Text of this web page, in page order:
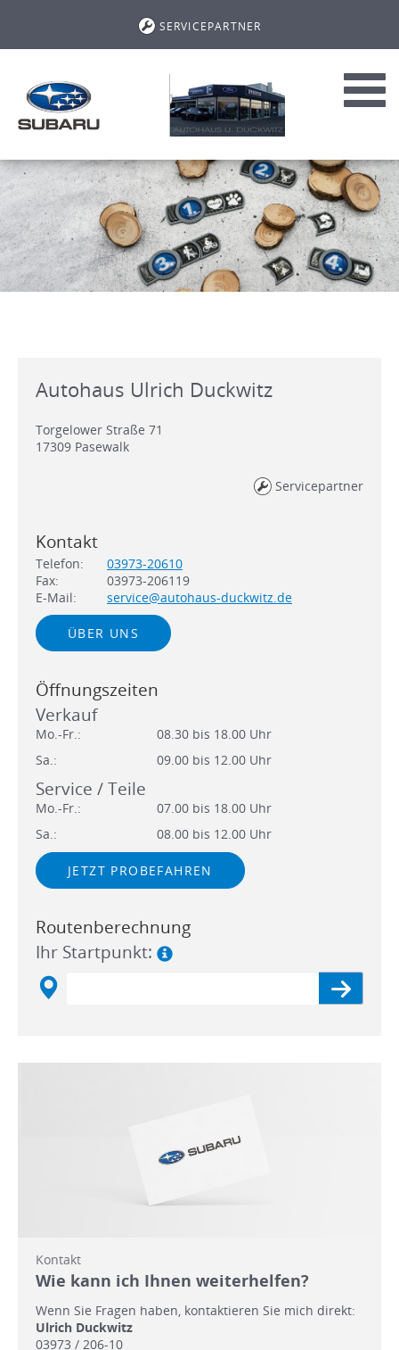
SERVICEPARTNER
Autohaus Ulrich Duckwitz
Torgelower Straße 71
17309 Pasewalk
Servicepartner
Kontakt
Telefon:
03973-20610
Fax:
03973-206119
E-Mail:
service@autohaus-duckwitz.de
ÜBER UNS
Öffnungszeiten
Verkauf
Mo.-Fr.:
08.30 bis 18.00 Uhr
Sa.:
09.00 bis 12.00 Uhr
Service / Teile
Mo.-Fr.:
07.00 bis 18.00 Uhr
Sa.:
08.00 bis 12.00 Uhr
JETZT PROBEFAHREN
Routenberechnung
Ihr Startpunkt:
Kontakt
Wie kann ich Ihnen weiterhelfen?
Wenn Sie Fragen haben, kontaktieren Sie mich direkt:
Ulrich Duckwitz
03973 / 206-10